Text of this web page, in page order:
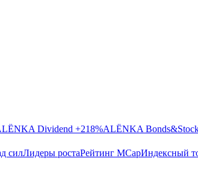
Dividend +218%ALЁNKA
силЛидеры ростаРейтинг MCapИндексный